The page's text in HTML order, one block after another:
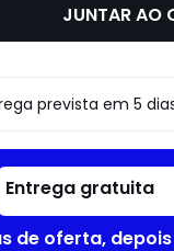
para
JUNTAR AO
prevista em 5
Entrega gratuita
de oferta,